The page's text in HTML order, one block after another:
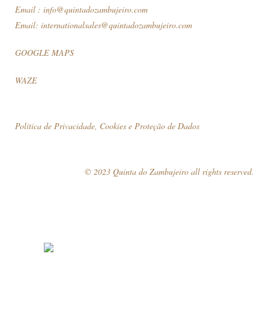
Email : info@quintadozambujeiro.com
Email: internationalsales@quintadozambujeiro.com
GOOGLE MAPS
WAZE
Política de Privacidade, Cookies e Proteção de Dados
© 2023 Quinta do Zambujeiro all rights reserved.